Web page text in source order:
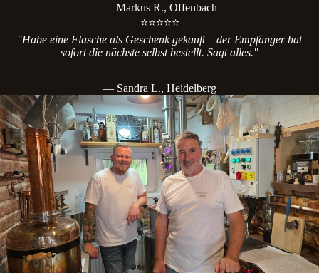
— Markus R., Offenbach
⭐⭐⭐⭐⭐
"Habe eine Flasche als Geschenk gekauft – der Empfänger hat
sofort die nächste selbst bestellt. Sagt alles."
— Sandra L., Heidelberg